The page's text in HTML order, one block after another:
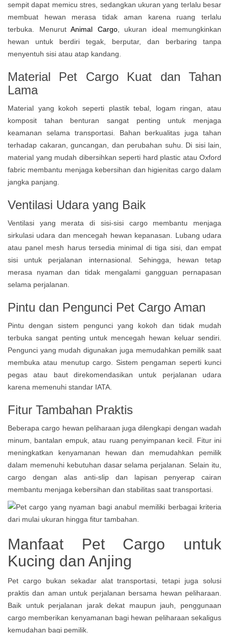
sempit dapat memicu stres, sedangkan ukuran yang terlalu besar
membuat hewan merasa tidak aman karena ruang terlalu
terbuka. Menurut Animal Cargo, ukuran ideal memungkinkan
hewan untuk berdiri tegak, berputar, dan berbaring tanpa
menyentuh sisi atau atap kandang.
Material Pet Cargo Kuat dan Tahan
Lama
Material yang kokoh seperti plastik tebal, logam ringan, atau
komposit tahan benturan sangat penting untuk menjaga
keamanan selama transportasi. Bahan berkualitas juga tahan
terhadap cakaran, guncangan, dan perubahan suhu. Di sisi lain,
material yang mudah dibersihkan seperti hard plastic atau Oxford
fabric membantu menjaga kebersihan dan higienitas cargo dalam
jangka panjang.
Ventilasi Udara yang Baik
Ventilasi yang merata di sisi-sisi cargo membantu menjaga
sirkulasi udara dan mencegah hewan kepanasan. Lubang udara
atau panel mesh harus tersedia minimal di tiga sisi, dan empat
sisi untuk perjalanan internasional. Sehingga, hewan tetap
merasa nyaman dan tidak mengalami gangguan pernapasan
selama perjalanan.
Pintu dan Pengunci Pet Cargo Aman
Pintu dengan sistem pengunci yang kokoh dan tidak mudah
terbuka sangat penting untuk mencegah hewan keluar sendiri.
Pengunci yang mudah digunakan juga memudahkan pemilik saat
membuka atau menutup cargo. Sistem pengaman seperti kunci
pegas atau baut direkomendasikan untuk perjalanan udara
karena memenuhi standar IATA.
Fitur Tambahan Praktis
Beberapa cargo hewan peliharaan juga dilengkapi dengan wadah
minum, bantalan empuk, atau ruang penyimpanan kecil. Fitur ini
meningkatkan kenyamanan hewan dan memudahkan pemilik
dalam memenuhi kebutuhan dasar selama perjalanan. Selain itu,
cargo dengan alas anti-slip dan lapisan penyerap cairan
membantu menjaga kebersihan dan stabilitas saat transportasi.
Manfaat Pet Cargo untuk
Kucing dan Anjing
Pet cargo bukan sekadar alat transportasi, tetapi juga solusi
praktis dan aman untuk perjalanan bersama hewan peliharaan.
Baik untuk perjalanan jarak dekat maupun jauh, penggunaan
cargo memberikan kenyamanan bagi hewan peliharaan sekaligus
kemudahan bagi pemilik.